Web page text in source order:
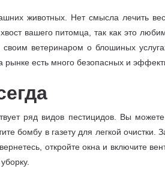
животных. Нет смысла лечить
вашего питомца, так как это
ветеринаром о блошиных
есть много безопасных и
ряд видов пестицидов. Вы
бомбу в газету для легкой очистки.
откройте окна и включите